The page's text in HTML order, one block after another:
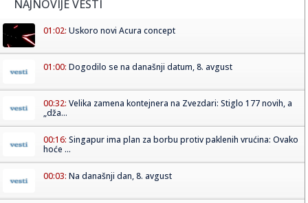
NAJNOVIJE VESTI
01:02: Uskoro novi Acura concept
01:00: Dogodilo se na današnji datum, 8. avgust
00:32: Velika zamena kontejnera na Zvezdari: Stiglo 177 novih, a
„dža...
00:16: Singapur ima plan za borbu protiv paklenih vrućina: Ovako
hoće ...
00:03: Na današnji dan, 8. avgust